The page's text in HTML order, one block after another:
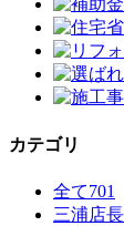
カテゴリ
全て701
三浦店